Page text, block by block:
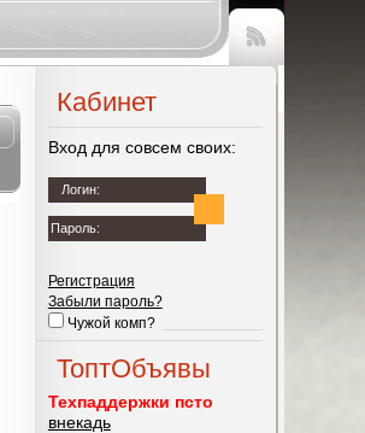
Чтение
Кабинет
Вход для совсем своих:
Логин:
Пароль:
Регистрация
Забыли пароль?
Чужой комп?
ТоптОбъявы
Техпаддержки псто
внекадь